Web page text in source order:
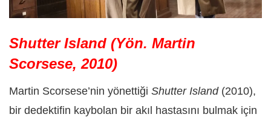
Shutter Island (Yön. Martin
Scorsese, 2010)
Martin Scorsese’nin yönettiği Shutter Island(2010),
bir dedektifin kaybolan bir akıl hastasını bulmak için